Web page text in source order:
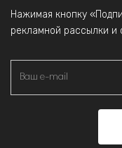
Нажимая кнопку
рекламной рассылки и